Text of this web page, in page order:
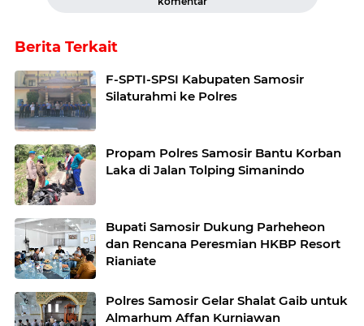
Berita Terkait
F-SPTI-SPSI Kabupaten Samosir
Silaturahmi ke Polres
Propam Polres Samosir Bantu Korban
Laka di Jalan Tolping Simanindo
Bupati Samosir Dukung Parheheon
dan Rencana Peresmian HKBP Resort
Rianiate
Polres Samosir Gelar Shalat Gaib untuk
Almarhum Affan Kurniawan